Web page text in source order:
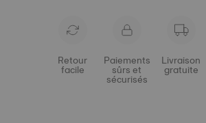
Retour
facile
Paiements
sûrs et
sécurisés
Livraison
gratuite